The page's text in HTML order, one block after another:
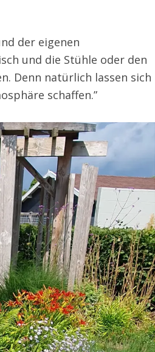
der eigenen
und die Stühle oder den
Denn natürlich lassen sich
schaffen.”